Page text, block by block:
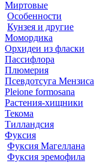
Миртовые
Особенности
Кунзея и другие
Момордика
Орхидеи из фласки
Пассифлора
Плюмерия
Псевдотсуга Мензиса
Pleione formosana
Растения-хищники
Текома
Тилландсия
Фуксия
Фуксия Магеллана
Фуксия эремофила